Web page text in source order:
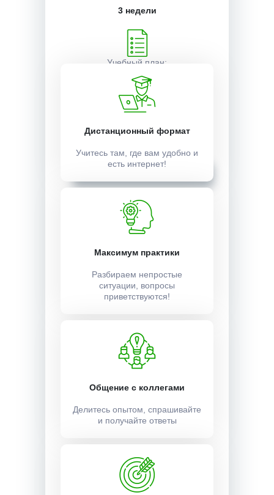
3 недели
Учебный план:
Получить
Записаться
Дистанционный формат
Учитесь там, где вам удобно и
есть интернет!
Максимум практики
Разбираем непростые
ситуации, вопросы
приветствуются!
Общение с коллегами
Делитесь опытом, спрашивайте
и получайте ответы